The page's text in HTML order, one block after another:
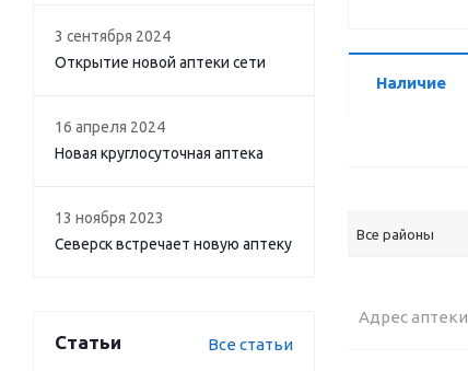
Наличие
Все районы
Адрес аптеки
3 сентября 2024
Открытие новой аптеки сети
16 апреля 2024
Новая круглосуточная аптека
13 ноября 2023
Северск встречает новую аптеку
Статьи Все статьи